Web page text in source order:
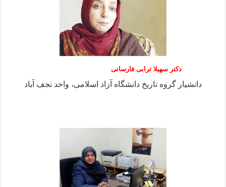
دکتر سهیلا ترابی فارسانی
دانشیار گروه تاریخ دانشگاه آزاد اسلامی، واحد نجف آباد